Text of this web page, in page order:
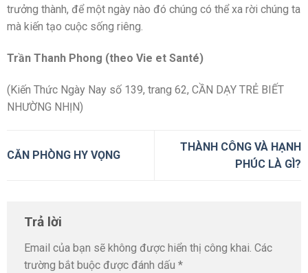
trưởng thành, để một ngày nào đó chúng có thể xa rời chúng ta
mà kiến tạo cuộc sống riêng.
Trần Thanh Phong (theo Vie et Santé)
(Kiến Thức Ngày Nay số 139, trang 62, CẦN DẠY TRẺ BIẾT
NHƯỜNG NHỊN)
CĂN PHÒNG HY VỌNG
THÀNH CÔNG VÀ HẠNH
PHÚC LÀ GÌ?
Trả lời
Email của bạn sẽ không được hiển thị công khai. Các
trường bắt buộc được đánh dấu *